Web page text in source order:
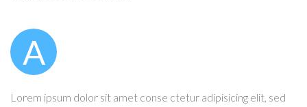
A
Lorem ipsum dolor sit amet conse ctetur adipisicing elit, sed